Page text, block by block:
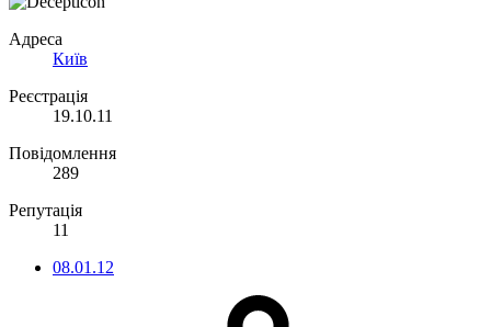
Адреса
Київ
Реєстрація
19.10.11
Повідомлення
289
Репутація
11
08.01.12